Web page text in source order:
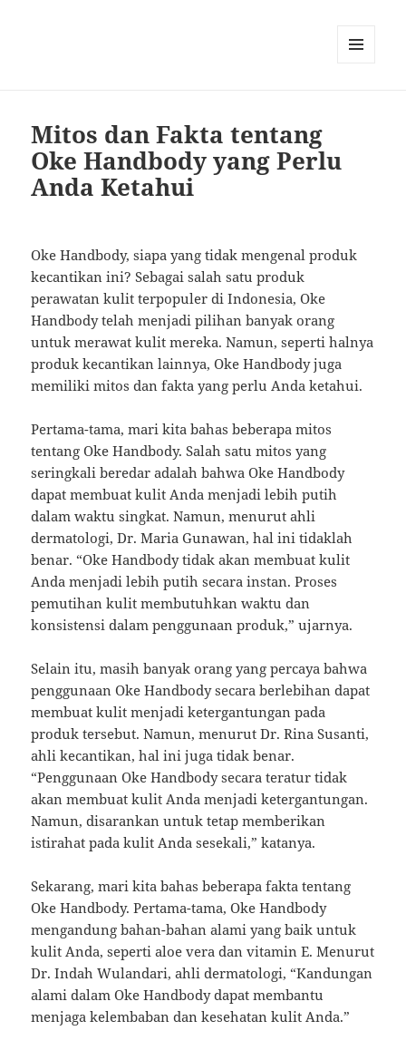
Mitos dan Fakta tentang
Oke Handbody yang Perlu
Anda Ketahui
Oke Handbody, siapa yang tidak mengenal produk
kecantikan ini? Sebagai salah satu produk
perawatan kulit terpopuler di Indonesia, Oke
Handbody telah menjadi pilihan banyak orang
untuk merawat kulit mereka. Namun, seperti halnya
produk kecantikan lainnya, Oke Handbody juga
memiliki mitos dan fakta yang perlu Anda ketahui.
Pertama-tama, mari kita bahas beberapa mitos
tentang Oke Handbody. Salah satu mitos yang
seringkali beredar adalah bahwa Oke Handbody
dapat membuat kulit Anda menjadi lebih putih
dalam waktu singkat. Namun, menurut ahli
dermatologi, Dr. Maria Gunawan, hal ini tidaklah
benar. “Oke Handbody tidak akan membuat kulit
Anda menjadi lebih putih secara instan. Proses
pemutihan kulit membutuhkan waktu dan
konsistensi dalam penggunaan produk,” ujarnya.
Selain itu, masih banyak orang yang percaya bahwa
penggunaan Oke Handbody secara berlebihan dapat
membuat kulit menjadi ketergantungan pada
produk tersebut. Namun, menurut Dr. Rina Susanti,
ahli kecantikan, hal ini juga tidak benar.
“Penggunaan Oke Handbody secara teratur tidak
akan membuat kulit Anda menjadi ketergantungan.
Namun, disarankan untuk tetap memberikan
istirahat pada kulit Anda sesekali,” katanya.
Sekarang, mari kita bahas beberapa fakta tentang
Oke Handbody. Pertama-tama, Oke Handbody
mengandung bahan-bahan alami yang baik untuk
kulit Anda, seperti aloe vera dan vitamin E. Menurut
Dr. Indah Wulandari, ahli dermatologi, “Kandungan
alami dalam Oke Handbody dapat membantu
menjaga kelembaban dan kesehatan kulit Anda.”